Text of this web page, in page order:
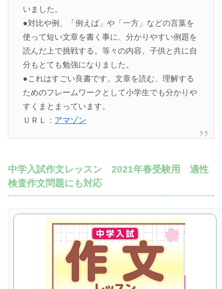
いました。
●対比や例、「例えば」や「一方」などの言葉を
使って短い文章を書く事に、分かりやすい例題を
読んだ上で挑戦する。等々の内容。子供と共に自
分もとても勉強になりました。
●これはすごい良書です。文章を読む、理解する
ためのフレームワークとして小学生でも分かりや
すくまとまっています。
ＵＲＬ： アマゾン
中学入試作文レッスン 2021年春受験用 適性
検査作文問題にも対応